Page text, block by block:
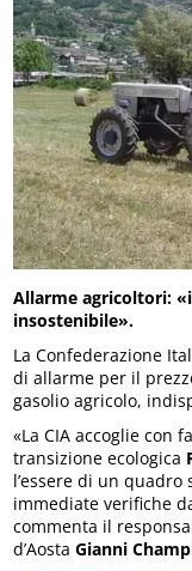
Allarme agricoltori:
insostenibile».
La Confederazione
di allarme per il
gasolio agricolo,
«La CIA accoglie con
transizione ecologica
l’essere di un
immediate verifiche
commenta il
d’AostaGianni